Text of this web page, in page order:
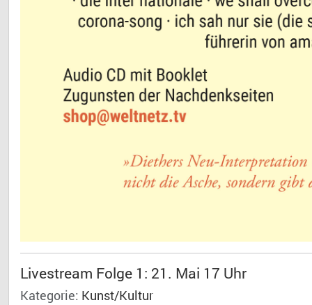
Livestream Folge 1: 21. Mai 17 Uhr
Kategorie: Kunst/Kultur